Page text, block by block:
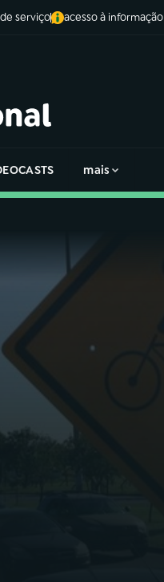
serviço acesso à informação
mais